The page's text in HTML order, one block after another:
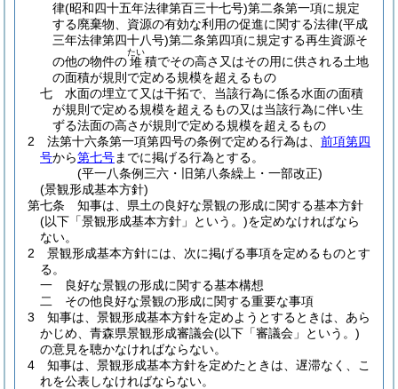
律(昭和四十五年法律第百三十七号)第二条第一項に規定
する廃棄物、資源の有効な利用の促進に関する法律(平成
三年法律第四十八号)第二条第四項に規定する再生資源そ
の他の物件の堆
たい
積でその高さ又はその用に供される土地
の面積が規則で定める規模を超えるもの
七
水面の埋立て又は干拓で、当該行為に係る水面の面積
が規則で定める規模を超えるもの又は当該行為に伴い生
ずる法面の高さが規則で定める規模を超えるもの
2
法第十六条第一項第四号の条例で定める行為は、 前項第四
号から第七号までに掲げる行為とする。
(平一八条例三六・旧第八条繰上・一部改正)
(景観形成基本方針)
第七条
知事は、県土の良好な景観の形成に関する基本方針
(以下「景観形成基本方針」という。)を定めなければなら
ない。
2
景観形成基本方針には、次に掲げる事項を定めるものとす
る。
一
良好な景観の形成に関する基本構想
二
その他良好な景観の形成に関する重要な事項
3
知事は、景観形成基本方針を定めようとするときは、あら
かじめ、青森県景観形成審議会(以下「審議会」という。)
の意見を聴かなければならない。
4
知事は、景観形成基本方針を定めたときは、遅滞なく、こ
れを公表しなければならない。